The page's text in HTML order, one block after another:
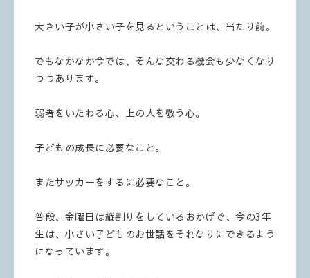
大きい子が小さい子を見るということは、当たり前。
でもなかなか今では、そんな交わる機会も少なくなり
つつあります。
弱者をいたわる心、上の人を敬う心。
子どもの成長に必要なこと。
またサッカーをするに必要なこと。
普段、金曜日は縦割りをしているおかげで、今の3年
生は、小さい子どものお世話をそれなりにできるよう
になっています。